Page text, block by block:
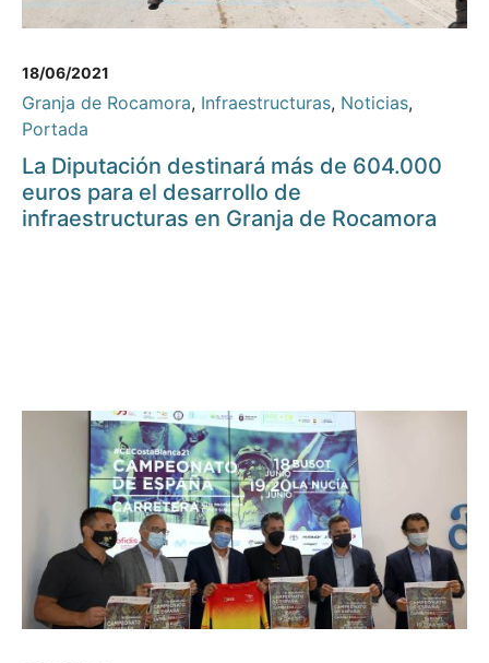
18/06/2021
Granja de Rocamora, Infraestructuras, Noticias,
Portada
La Diputación destinará más de 604.000
euros para el desarrollo de
infraestructuras en Granja de Rocamora